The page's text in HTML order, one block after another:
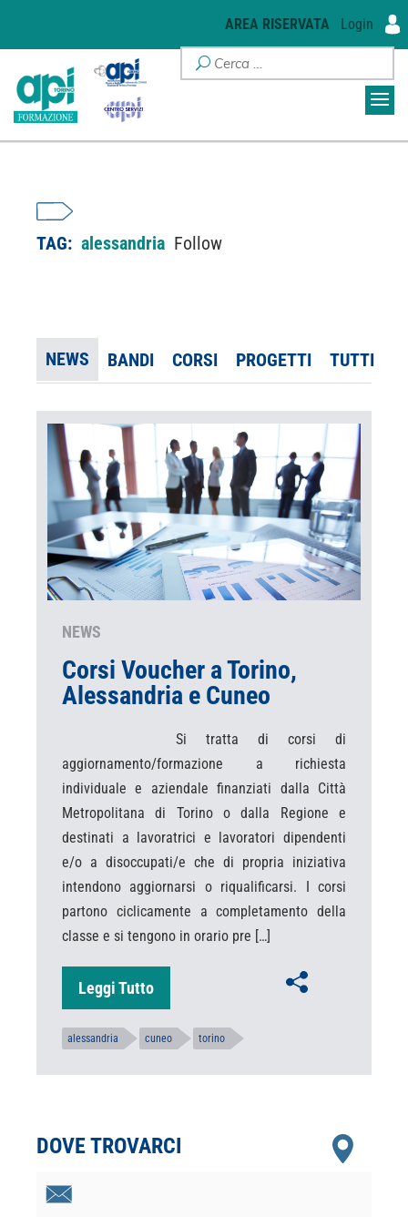
AREA RISERVATA Login
TAG: alessandria Follow
NEWS BANDI CORSI PROGETTI TUTTI
NEWS
Corsi Voucher a Torino,
Alessandria e Cuneo
Si tratta di corsi di
aggiornamento/formazione a richiesta
individuale e aziendale finanziati dalla Città
Metropolitana di Torino o dalla Regione e
destinati a lavoratrici e lavoratori dipendenti
e/o a disoccupati/e che di propria iniziativa
intendono aggiornarsi o riqualificarsi. I corsi
partono ciclicamente a completamento della
classe e si tengono in orario pre […]
Leggi Tutto
alessandria cuneo torino
DOVE TROVARCI